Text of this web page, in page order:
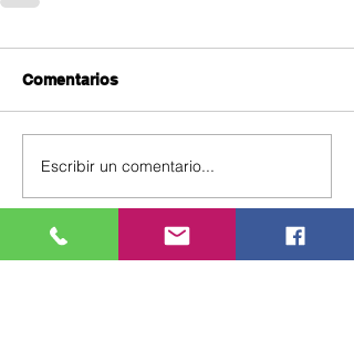
Comentarios
Escribir un comentario...